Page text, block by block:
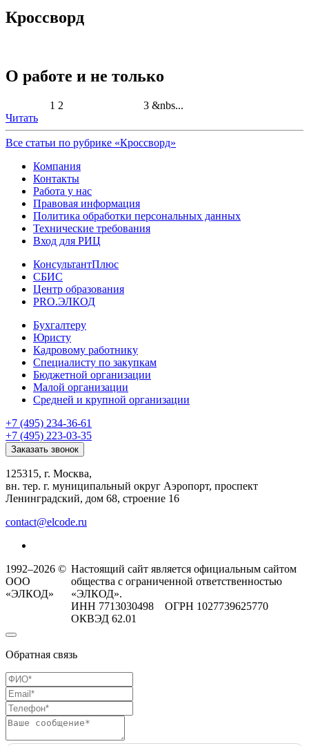
Кроссворд
О работе и не только
1 2 3 &nbs...
Читать
Все статьи по рубрике «Кроссворд»
Компания
Контакты
Работа у нас
Правовая информация
Политика обработки персональных данных
Технические требования
Вход для РИЦ
КонсультантПлюс
СБИС
Центр образования
PRO.ЭЛКОД
Бухгалтеру
Юристу
Кадровому работнику
Специалисту по закупкам
Бюджетной организации
Малой организации
Средней и крупной организации
+7 (495) 234-36-61
+7 (495) 223-03-35
Заказать звонок
125315, г. Москва,
вн. тер. г. муниципальный округ Аэропорт, проспект
Ленинградский, дом 68, строение 16
contact@elcode.ru
1992–2026 ©
ООО
«ЭЛКОД»
Настоящий сайт является официальным сайтом
общества с ограниченной ответственностью
«ЭЛКОД».
ИНН 7713030498 ОГРН 1027739625770
ОКВЭД 62.01
Обратная связь